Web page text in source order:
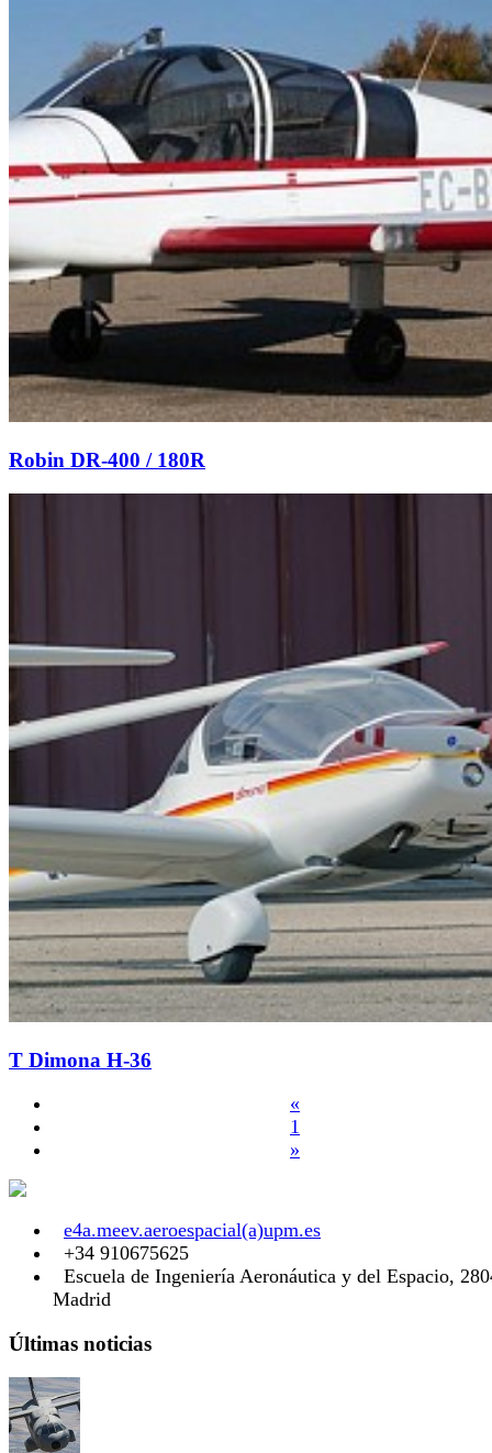
Robin DR-400 / 180R
T Dimona H-36
«
1
»
e4a.meev.aeroespacial(a)upm.es
+34 910675625
Escuela de Ingeniería Aeronáutica y del Espacio,
Madrid
Últimas noticias